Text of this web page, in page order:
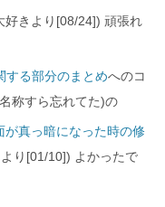
好きより[08/24]) 頑張れ
する部分のまとめへのコ
称すら忘れてた)の
が真っ暗になった時の修
より[01/10]) よかったで